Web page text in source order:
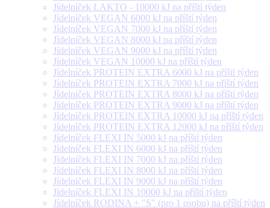
Jídelníček LAKTO - 10000 kJ na příští týden
Jídelníček VEGAN 6000 kJ na příští týden
Jídelníček VEGAN 7000 kJ na příští týden
Jídelníček VEGAN 8000 kJ na příští týden
Jídelníček VEGAN 9000 kJ na příští týden
Jídelníček VEGAN 10000 kJ na příští týden
Jídelníček PROTEIN EXTRA 6000 kJ na příští týden
Jídelníček PROTEIN EXTRA 7000 kJ na příští týden
Jídelníček PROTEIN EXTRA 8000 kJ na příští týden
Jídelníček PROTEIN EXTRA 9000 kJ na příští týden
Jídelníček PROTEIN EXTRA 10000 kJ na příští týden
Jídelníček PROTEIN EXTRA 12000 kJ na příští týden
Jídelníček FLEXI IN 5000 kJ na příští týden
Jídelníček FLEXI IN 6000 kJ na příští týden
Jídelníček FLEXI IN 7000 kJ na příští týden
Jídelníček FLEXI IN 8000 kJ na příští týden
Jídelníček FLEXI IN 9000 kJ na příští týden
Jídelníček FLEXI IN 10000 kJ na příští týden
Jídelníček RODINA + "S" (pro 1 osobu) na příští týden